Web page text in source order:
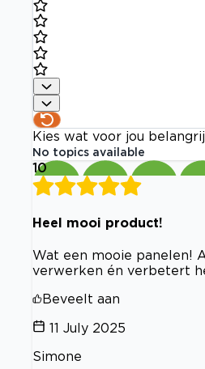
Kies wat voor jou
No topics available
10
Heel mooi product!
Wat een mooie panelen!
verwerken én verbetert
Beveelt aan
11 July 2025
Simone